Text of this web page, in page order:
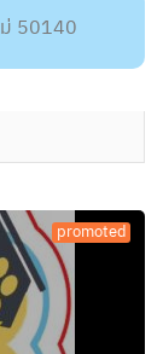
50140
promoted